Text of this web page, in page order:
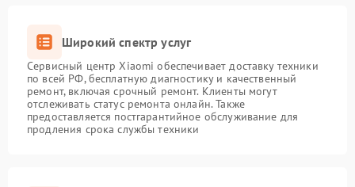
Широкий спектр услуг
Сервисный центр Xiaomi обеспечивает доставку техники
по всей РФ, бесплатную диагностику и качественный
ремонт, включая срочный ремонт. Клиенты могут
отслеживать статус ремонта онлайн. Также
предоставляется постгарантийное обслуживание для
продления срока службы техники